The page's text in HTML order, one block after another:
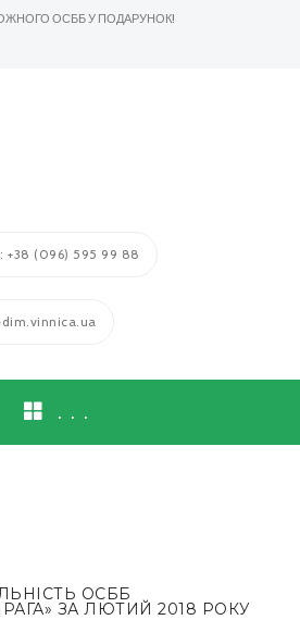
ОСББ У ПОДАРУНОК!
: +38 (096) 595 99 88
. . .
ОСББ
ЗА ЛЮТИЙ 2018 РОКУ